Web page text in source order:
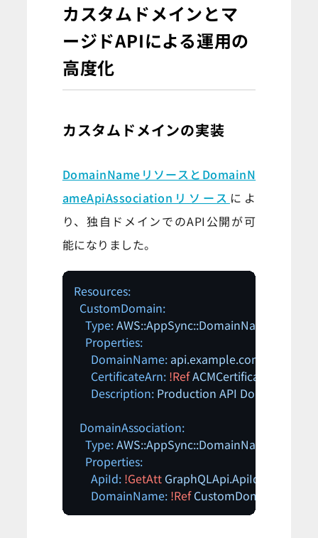
カスタムドメインとマ
ージドAPIによる運用の
高度化
カスタムドメインの実装
DomainNameリソースとDomainN
ameApiAssociationリソース によ
り、独自ドメインでのAPI公開が可
能になりました。
Resources:
CustomDomain:
Type:AWS::AppSync::DomainName
Properties:
DomainName: api.example.com
CertificateArn: !RefACMCertificate
Description: Production API Domain
DomainAssociation:
Type:
Properties:
ApiId: !GetAtt GraphQLApi.ApiId
DomainName: !Ref CustomDomain